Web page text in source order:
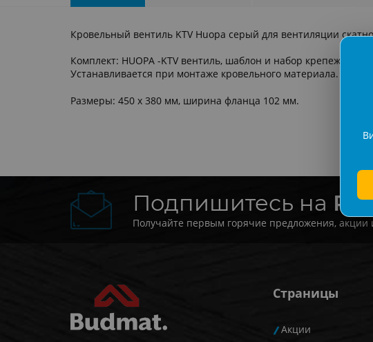
Кровельный вентиль KTV Huopa серый для вентиляции
Комплект: HUOPA -KTV вентиль, шаблон и набор крепежа.
Устанавливается при монтаже кровельного материала.
Размеры: 450 х 380 мм, ширина фланца 102 мм.
Подпишитесь на
Получайте первым горячие предложения, акции
Страницы
Акции